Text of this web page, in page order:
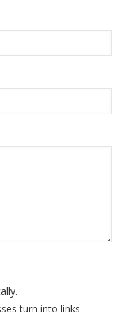
turn into links